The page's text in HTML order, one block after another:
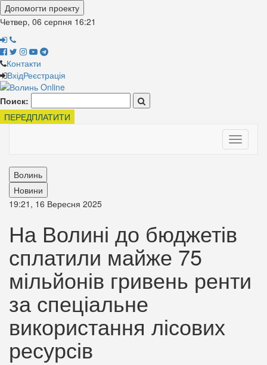
Допомогти проекту
Четвер, 06 серпня 16:21
Контакти
ВхідРеєстрація
Поиск:
ПЕРЕДПЛАТИТИ
Toggle
Волинь
Новини
19:21, 16 Вересня 2025
На Волині до бюджетів
сплатили майже 75
мільйонів гривень ренти
за спеціальне
використання лісових
ресурсів